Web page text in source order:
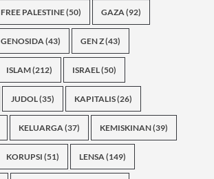
FREE PALESTINE(50) GAZA(92)
GENOSIDA(43) GEN Z(43)
ISLAM(212) ISRAEL(50)
JUDOL(35) KAPITALIS(26)
KELUARGA(37) KEMISKINAN(39)
KORUPSI (51) LENSA(149)